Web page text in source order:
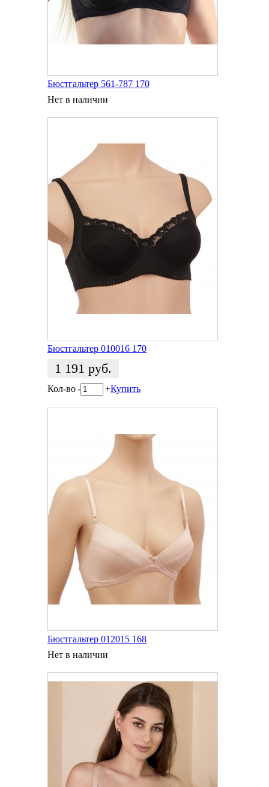
Бюстгальтер 561-787 170
Нет в наличии
Бюстгальтер 010016 170
1 191 руб.
Кол-во- +Купить
Бюстгальтер 012015 168
Нет в наличии